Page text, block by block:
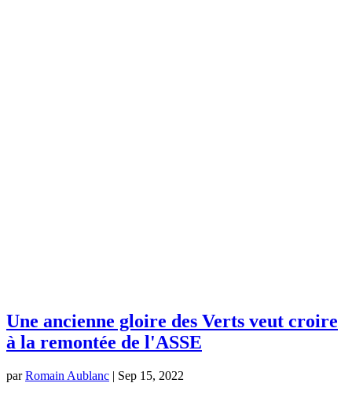
Une ancienne gloire des Verts veut croire
à la remontée de l'ASSE
parRomain Aublanc | Sep 15, 2022